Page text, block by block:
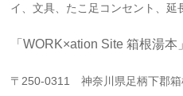
イ、文具、たこ足コンセント、
「WORK×ation Site 箱根湯本」
〒250-0311 神奈川県足柄下郡箱